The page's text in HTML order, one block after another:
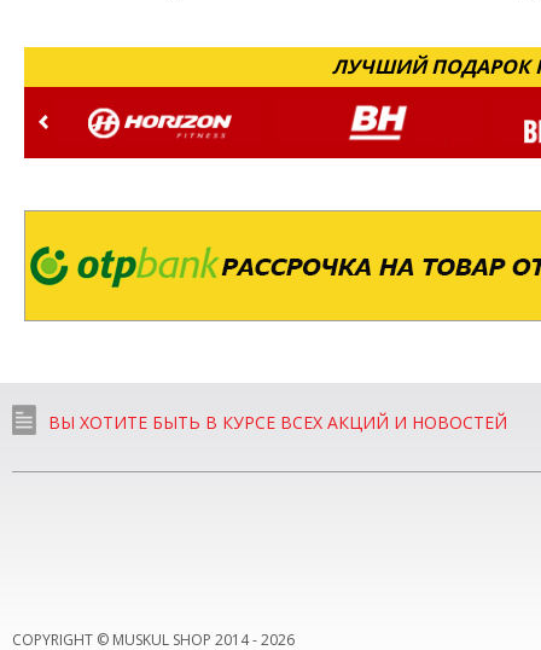
ЛУЧШИЙ ПОДАРОК
ВЫ ХОТИТЕ БЫТЬ В КУРСЕ ВСЕХ АКЦИЙ И НОВОСТЕЙ
COPYRIGHT © MUSKUL SHOP 2014 -2026